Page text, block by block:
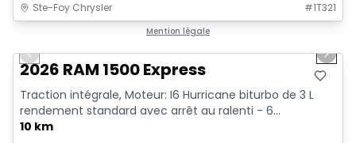
Ste-Foy Chrysler #1T321
Mention légale
Previous slide Next
2026 RAM 1500 Express
Traction intégrale, Moteur: I6 Hurricane biturbo de 3 L
rendement standard avec arrêt au ralenti - 6...
10 km